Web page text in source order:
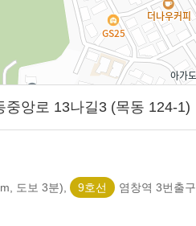
앙로 13나길3 (목동 124-1)
도보 3분), 9호선 염창역 3번출